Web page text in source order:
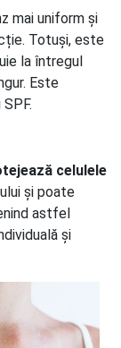
mai uniform și
Totuși, este
la întregul
Este
celulele
și poate
astfel
și